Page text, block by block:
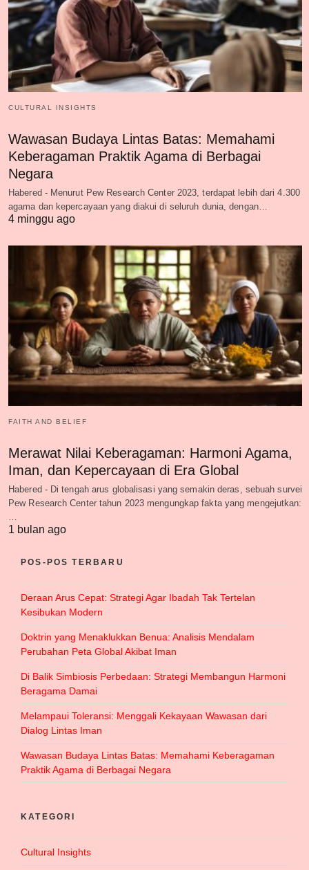
CULTURAL INSIGHTS
Wawasan Budaya Lintas Batas: Memahami
Keberagaman Praktik Agama di Berbagai
Negara
Habered - Menurut Pew Research Center 2023, terdapat lebih dari 4.300
agama dan kepercayaan yang diakui di seluruh dunia, dengan…
4 minggu ago
FAITH AND BELIEF
Merawat Nilai Keberagaman: Harmoni Agama,
Iman, dan Kepercayaan di Era Global
Habered - Di tengah arus globalisasi yang semakin deras, sebuah survei
Pew Research Center tahun 2023 mengungkap fakta yang mengejutkan:
1 bulan ago
POS-POS TERBARU
Deraan Arus Cepat: Strategi Agar Ibadah Tak Tertelan
Kesibukan Modern
Doktrin yang Menaklukkan Benua: Analisis Mendalam
Perubahan Peta Global Akibat Iman
Di Balik Simbiosis Perbedaan: Strategi Membangun Harmoni
Beragama Damai
Melampaui Toleransi: Menggali Kekayaan Wawasan dari
Dialog Lintas Iman
Wawasan Budaya Lintas Batas: Memahami Keberagaman
Praktik Agama di Berbagai Negara
KATEGORI
Cultural Insights